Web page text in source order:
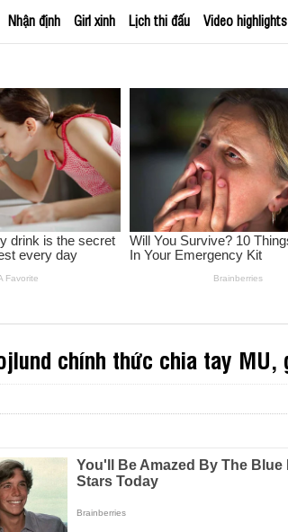
Nhận định Girl xinh Lịch thi đấu Video highlights
chính thức chia tay